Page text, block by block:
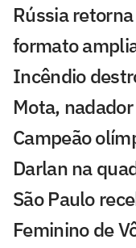
Rússia
formato
Incêndio
Mota,
Campeão
Darlan na
São Paulo
Feminino de